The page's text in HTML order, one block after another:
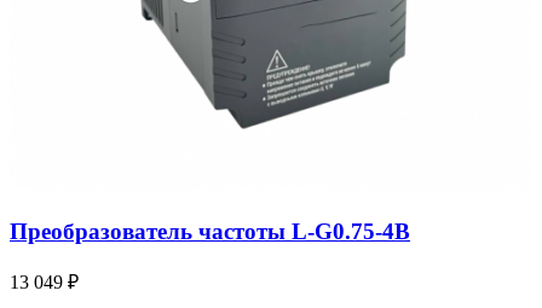
Преобразователь частоты L-G0.75-4B
13 049 ₽